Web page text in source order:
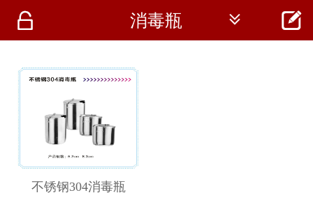
 首页
 消毒瓶  
不锈钢304消毒瓶